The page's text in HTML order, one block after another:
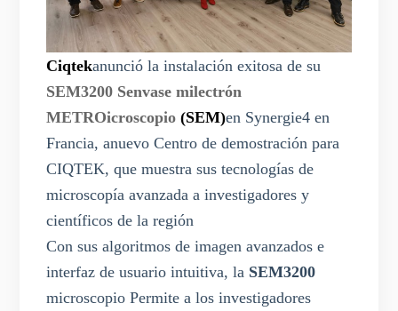
Ciqtekanunció la instalación exitosa de su
SEM3200 Senvasemilectrón
METROicroscopio (SEM)en Synergie4en
Francia, anuevoCentro de demostración para
CIQTEK, que muestra sus tecnologías de
microscopía avanzada a investigadores y
científicos de la región
Con sus algoritmos de imagen avanzados e
interfaz de usuario intuitiva, la SEM3200
microscopioPermite a los investigadores